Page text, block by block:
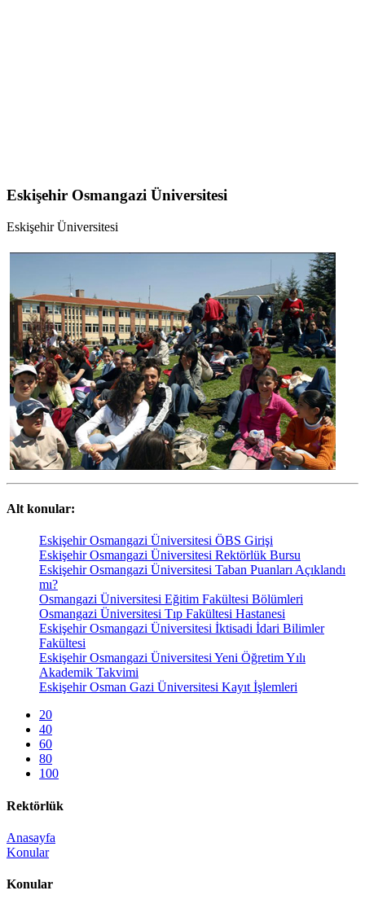
Eskişehir Osmangazi Üniversitesi
Eskişehir Üniversitesi
Alt konular:
Eskişehir Osmangazi Üniversitesi ÖBS Girişi
Eskişehir Osmangazi Üniversitesi Rektörlük Bursu
Eskişehir Osmangazi Üniversitesi Taban Puanları Açıklandı
mı?
Osmangazi Üniversitesi Eğitim Fakültesi Bölümleri
Osmangazi Üniversitesi Tıp Fakültesi Hastanesi
Eskişehir Osmangazi Üniversitesi İktisadi İdari Bilimler
Fakültesi
Eskişehir Osmangazi Üniversitesi Yeni Öğretim Yılı
Akademik Takvimi
Eskişehir Osman Gazi Üniversitesi Kayıt İşlemleri
20
40
60
80
100
Rektörlük
Anasayfa
Konular
Konular